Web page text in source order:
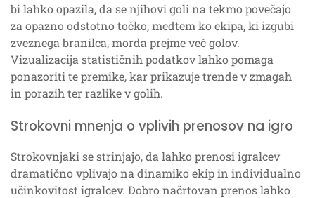
bi lahko opazila, da se njihovi goli na tekmo povečajo
za opazno odstotno točko, medtem ko ekipa, ki izgubi
zveznega branilca, morda prejme več golov.
Vizualizacija statističnih podatkov lahko pomaga
ponazoriti te premike, kar prikazuje trende v zmagah
in porazih ter razlike v golih.
Strokovni mnenja o vplivih prenosov na igro
Strokovnjaki se strinjajo, da lahko prenosi igralcev
dramatično vplivajo na dinamiko ekip in individualno
učinkovitost igralcev. Dobro načrtovan prenos lahko